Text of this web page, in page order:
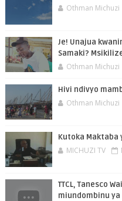
Othman Michuzi
Je! Unajua
Samaki?
Othman Michuzi
Hivi ndivyo
Othman Michuzi
Kutoka Maktaba
MICHUZI TV
TTCL, Tanesco
miundombinu ya